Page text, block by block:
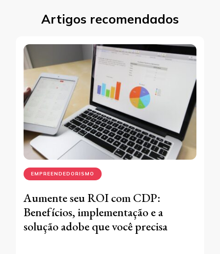
Artigos recomendados
EMPREENDEDORISMO
Aumente seu ROI com CDP:
Benefícios, implementação e a
solução adobe que você precisa